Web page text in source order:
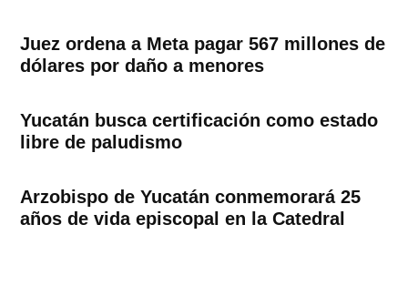
Juez ordena a Meta pagar 567 millones de
dólares por daño a menores
Yucatán busca certificación como estado
libre de paludismo
Arzobispo de Yucatán conmemorará 25
años de vida episcopal en la Catedral